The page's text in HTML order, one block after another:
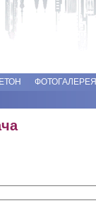
ФОТОГАЛЕРЕЯ